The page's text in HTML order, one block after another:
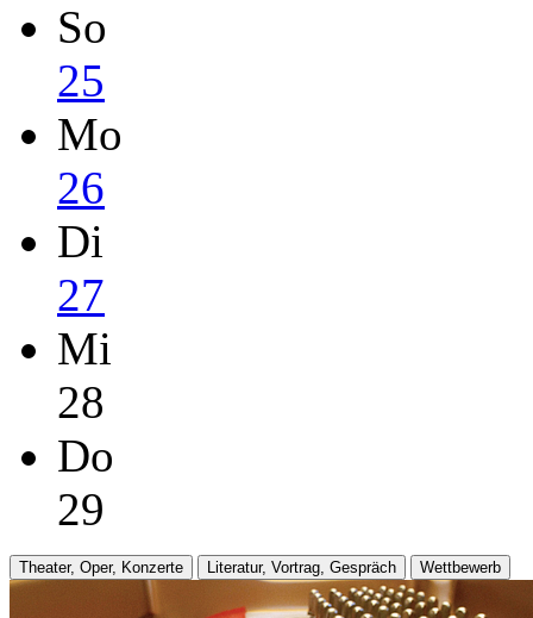
So
25
Mo
26
Di
27
Mi
28
Do
29
Theater, Oper, Konzerte Literatur, Vortrag, Gespräch Wettbewerb